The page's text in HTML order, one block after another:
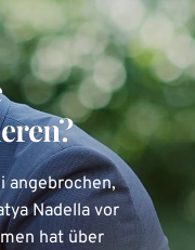
angebrochen,
Nadella vor
hat über